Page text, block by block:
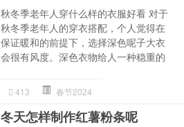
秋冬季老年人穿什么样的衣服好看 对于
秋冬季老年人的穿衣搭配，个人觉得在
保证暖和的前提下，选择深色呢子大衣
会很有风度。深色衣物给人一种稳重的
413 春节2024
冬天怎样制作红薯粉条呢